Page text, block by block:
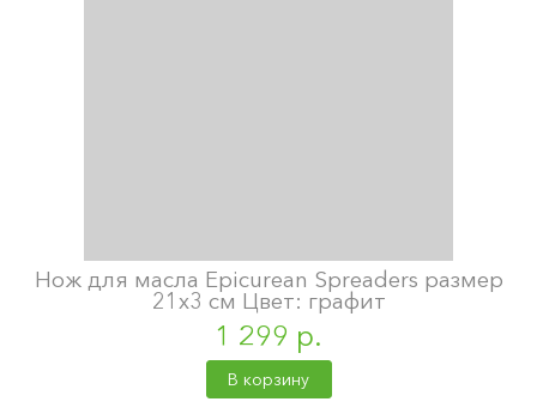
Нож для масла Epicurean Spreaders размер
21х3 см Цвет: графит
1 299 р.
В корзину